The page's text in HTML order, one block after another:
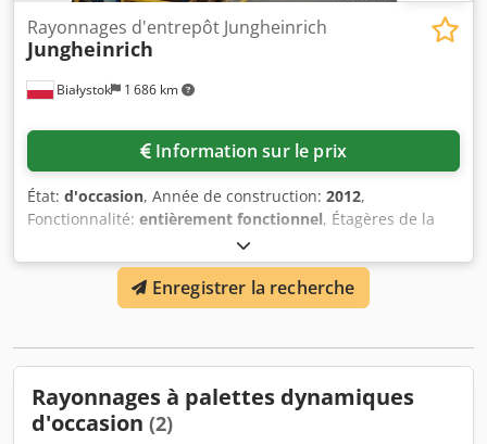
Białystok 1 686 km
Rayonnages d'entrepôt Jungheinrich
Jungheinrich
Information sur le prix
État: d'occasion, Année de construction: 2012,
Fonctionnalité: entièrement fonctionnel, Étagères de la
société Jungheinrich 15 montants MX630N, hauteur
d'environ 9 mètres. 48 traverses - 3300, GNA165x50 48
traverses - 3300, GN 100x41 8 traverses - 2250, GN 85x41
Djdezc Ihyjpfx Amxswa Achat de préférence avec
Enregistrer la recherche
Rayonnages à palettes dynamiques
d'occasion (2)